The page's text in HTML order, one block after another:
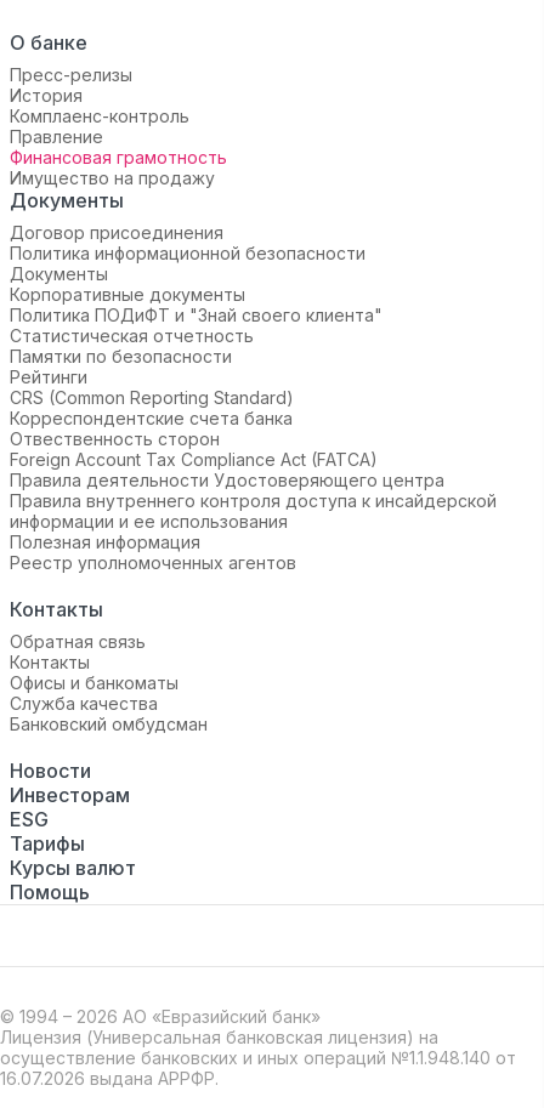
О банке
Пресс-релизы
История
Комплаенс-контроль
Правление
Финансовая грамотность
Имущество на продажу
Документы
Договор присоединения
Политика информационной безопасности
Документы
Корпоративные документы
Политика ПОДиФТ и "Знай своего клиента"
Статистическая отчетность
Памятки по безопасности
Рейтинги
CRS (Common Reporting Standard)
Корреспондентские счета банка
Отвественность сторон
Foreign Account Tax Compliance Act (FATCA)
Правила деятельности Удостоверяющего центра
Правила внутреннего контроля доступа к инсайдерской
информации и ее использования
Полезная информация
Реестр уполномоченных агентов
Контакты
Обратная связь
Контакты
Офисы и банкоматы
Служба качества
Банковский омбудсман
Новости
Инвесторам
ESG
Тарифы
Курсы валют
Помощь
© 1994 – 2026 АО «Евразийский банк»
Лицензия (Универсальная банковская лицензия) на
осуществление банковских и иных операций №1.1.948.140 от
16.07.2026 выдана АРРФР.